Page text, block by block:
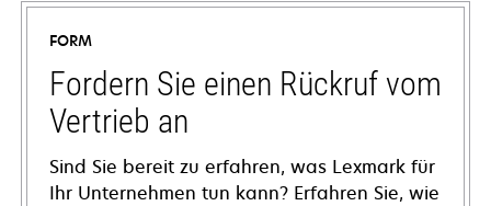
FORM
Fordern Sie einen Rückruf vom
Vertrieb an
Sind Sie bereit zu erfahren, was Lexmark für
Ihr Unternehmen tun kann? Erfahren Sie, wie